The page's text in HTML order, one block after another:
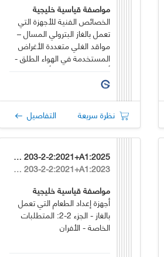
مواصفة قياسية خليجية
الخصائص الفنية للأجهزة التي
تعمل بالغاز البترولي المسال –
مواقد الغلي متعددة الأغراض
المستخدمة في الهواء الطلق -
مم
نظرة سريعة التفاصيل
GSO EN 203-2-2:2021+A1:2025
EN 203-2-2:2021+A1:2023
مواصفة قياسية خليجية
أجهزة إعداد الطعام التي تعمل
بالغاز - الجزء 2-2: المتطلبات
الخاصة - الأفران